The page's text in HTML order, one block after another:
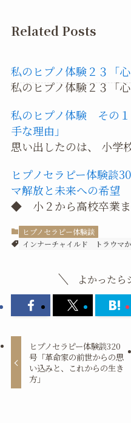
Related Posts
私のヒプノ体験２３「心
私のヒプノ体験２３「
私のヒプノ体験 その
手な理由」
思い出したのは、 小学
ヒプノセラピー体験談
マ解放と未来への希望
◆ 小２から高校卒業
ヒプノセラピー体験談
インナーチャイルド
トラウマ
よかったら
ヒプノセラピー体験談320
号「革命家の前世からの思
い込みと、これからの生き
方」